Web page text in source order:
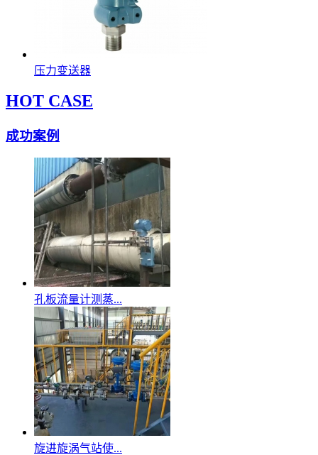
压力变送器
HOT CASE
成功案例
孔板流量计测蒸...
旋进旋涡气站使...